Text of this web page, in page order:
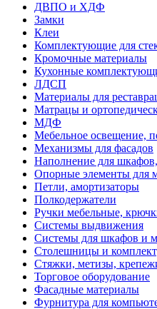
ДВПО и ХДФ
Замки
Клеи
Комплектующие для
Кромочные материалы
Кухонные
ЛДСП
Материалы для
Матрацы и
МДФ
Мебельное освещение,
Механизмы для фасадов
Наполнение для шкафов,
Опорные элементы для
Петли, амортизаторы
Полкодержатели
Ручки мебельные,
Системы выдвижения
Системы для шкафов и
Столешницы и
Стяжки, метизы,
Торговое оборудование
Фасадные материалы
Фурнитура для